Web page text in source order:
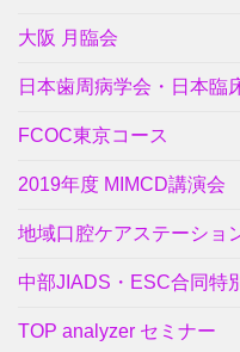
大阪 月臨会
日本歯周病学会・日本臨
FCOC東京コース
2019年度 MIMCD講演会
地域口腔ケアステーショ
中部JIADS・ESC合同特
TOP analyzer セミナー